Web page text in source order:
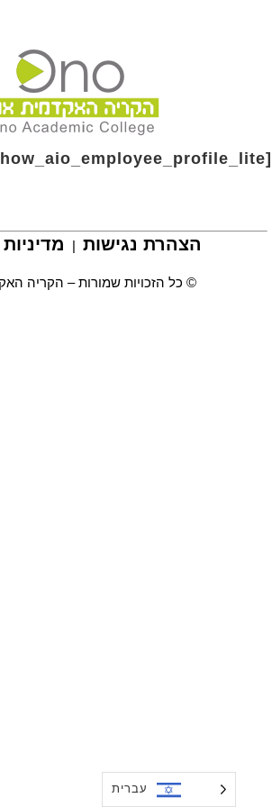
[show_aio_employee_profile_lite]
הצהרת נגישות |
© כל הזכויות שמורות – הקריה
עברית